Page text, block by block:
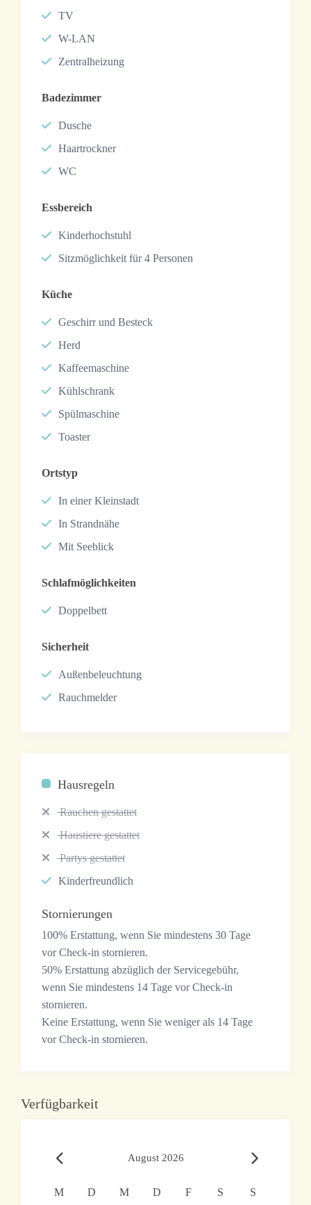
TV
W-LAN
Zentralheizung
Badezimmer
Dusche
Haartrockner
WC
Essbereich
Kinderhochstuhl
Sitzmöglichkeit für 4 Personen
Küche
Geschirr und Besteck
Herd
Kaffeemaschine
Kühlschrank
Spülmaschine
Toaster
Ortstyp
In einer Kleinstadt
In Strandnähe
Mit Seeblick
Schlafmöglichkeiten
Doppelbett
Sicherheit
Außenbeleuchtung
Rauchmelder
Hausregeln
Rauchen gestattet
Haustiere gestattet
Partys gestattet
Kinderfreundlich
Stornierungen
100% Erstattung, wenn Sie mindestens 30 Tage
vor Check-in stornieren.
50% Erstattung abzüglich der Servicegebühr,
wenn Sie mindestens 14 Tage vor Check-in
stornieren.
Keine Erstattung, wenn Sie weniger als 14 Tage
vor Check-in stornieren.
Verfügbarkeit
August 2026
M D M D F S S